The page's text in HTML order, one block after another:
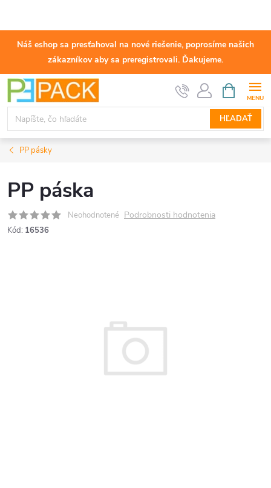
Náš eshop sa presťahoval na nové riešenie, poprosíme našich
zákazníkov aby sa preregistrovali. Ďakujeme.
Prejsť
obsah
HĽADAŤ
KOŠÍK
PP pásky
PP páska
Neohodnotené Podrobnosti hodnotenia
Kód: 16536